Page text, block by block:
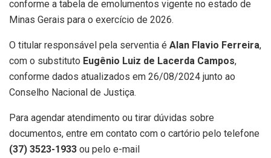
conforme a tabela de emolumentos vigente no estado de
Minas Gerais para o exercício de 2026.
O titular responsável pela serventia é Alan Flavio Ferreira,
com o substituto Eugênio Luiz de Lacerda Campos,
conforme dados atualizados em 26/08/2024 junto ao
Conselho Nacional de Justiça.
Para agendar atendimento ou tirar dúvidas sobre
documentos, entre em contato com o cartório pelo telefone
(37) 3523-1933 ou pelo e-mail